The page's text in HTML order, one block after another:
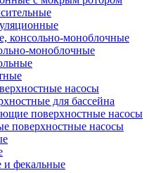
консольно-моноблочные
моноблочные
насосы
для бассейна
поверхностные насосы
поверхностные насосы
фекальные